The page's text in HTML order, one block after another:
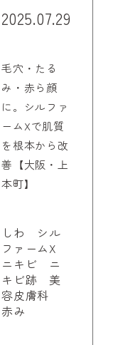
2025.07.29
毛穴・たる
み・赤ら顔
に。シルファ
ームXで肌質
を根本から改
善【大阪・上
本町】
しわ シル
ファームX
ニキビ ニ
キビ跡 美
容皮膚科
赤み